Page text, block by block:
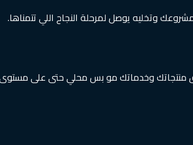
وتخليه يوصل لمرحلة النجاح اللي تتمناها.
منتجاتك وخدماتك مو بس محلي حتى على